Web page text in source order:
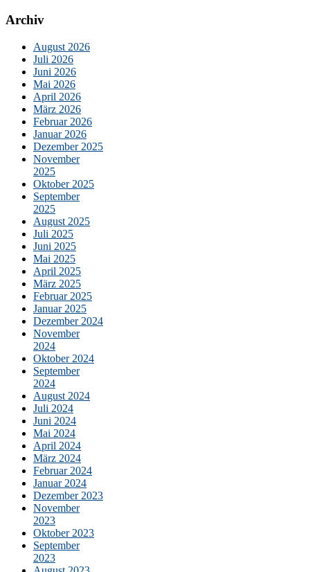
Archiv
August 2026
Juli 2026
Juni 2026
Mai 2026
April 2026
März 2026
Februar 2026
Januar 2026
Dezember 2025
November
2025
Oktober 2025
September
2025
August 2025
Juli 2025
Juni 2025
Mai 2025
April 2025
März 2025
Februar 2025
Januar 2025
Dezember 2024
November
2024
Oktober 2024
September
2024
August 2024
Juli 2024
Juni 2024
Mai 2024
April 2024
März 2024
Februar 2024
Januar 2024
Dezember 2023
November
2023
Oktober 2023
September
2023